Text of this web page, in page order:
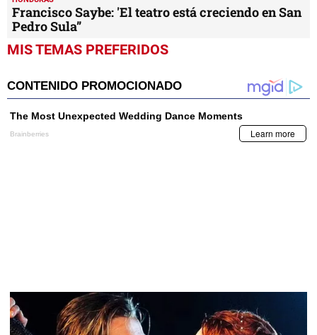
Francisco Saybe: 'El teatro está creciendo en San
Pedro Sula”
MIS TEMAS PREFERIDOS